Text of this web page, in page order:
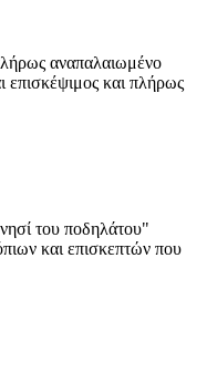
αναπαλαιωμένο
επισκέψιμος και πλήρως
του ποδηλάτου"
και επισκεπτών που